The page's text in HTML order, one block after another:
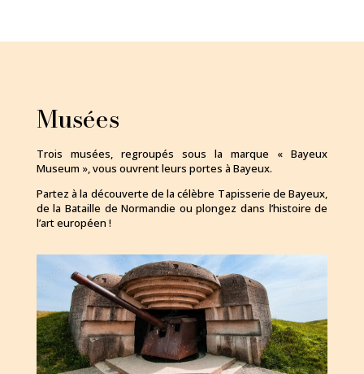
Musées
Trois musées, regroupés sous la marque « Bayeux
Museum », vous ouvrent leurs portes à Bayeux.
Partez à la découverte de la célèbre Tapisserie de Bayeux,
de la Bataille de Normandie ou plongez dans l’histoire de
l’art européen !